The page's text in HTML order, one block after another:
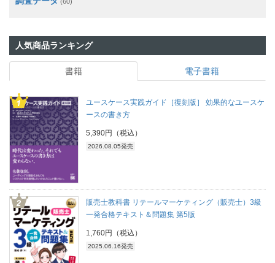
人気商品ランキング
書籍 電子書籍
ユースケース実践ガイド［復刻版］ 効果的なユースケ
ースの書き方
5,390円（税込）
2026.08.05発売
販売士教科書 リテールマーケティング（販売士）3級
一発合格テキスト＆問題集 第5版
1,760円（税込）
2025.06.16発売